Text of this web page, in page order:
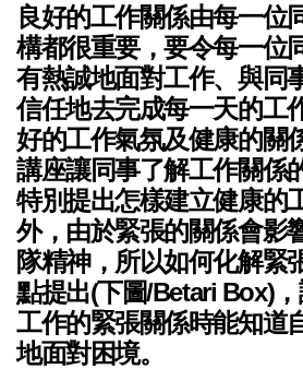
良好的工作關係由每一位
構都很重要，要令每一位
有熱誠地面對工作、與同
信任地去完成每一天的工
好的工作氣氛及健康的關
講座讓同事了解工作關係
特別提出怎樣建立健康的
外，由於緊張的關係會影
隊精神，所以如何化解緊
點提出(下圖/Betari Box)
工作的緊張關係時能知道
地面對困境。